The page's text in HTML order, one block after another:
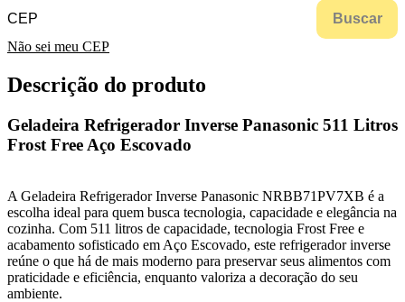
Buscar
Não sei meu CEP
Descrição do produto
Geladeira Refrigerador Inverse Panasonic 511 Litros
Frost Free Aço Escovado
A Geladeira Refrigerador Inverse Panasonic NRBB71PV7XB é a
escolha ideal para quem busca tecnologia, capacidade e elegância na
cozinha. Com 511 litros de capacidade, tecnologia Frost Free e
acabamento sofisticado em Aço Escovado, este refrigerador inverse
reúne o que há de mais moderno para preservar seus alimentos com
praticidade e eficiência, enquanto valoriza a decoração do seu
ambiente.